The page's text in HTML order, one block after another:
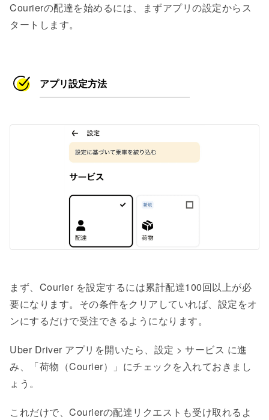
Courierの配達を始めるには、まずアプリの設定からス
タートします。
アプリ設定方法
まず、Courier を設定するには累計配達100回以上が必
要になります。その条件をクリアしていれば、設定をオ
ンにするだけで受注できるようになります。
Uber Driver アプリを開いたら、設定 > サービス に進
み、「荷物（Courier）」にチェックを入れておきまし
ょう。
これだけで、Courierの配達リクエストも受け取れるよ